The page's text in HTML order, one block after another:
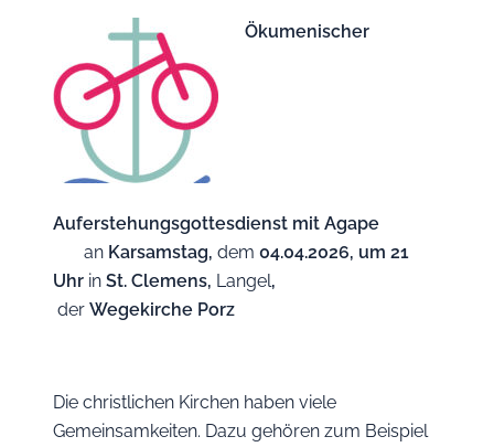
Ökumenischer
Auferstehungsgottesdienst mit Agape
an Karsamstag, dem 04.04.2026, um 21
Uhr in St. Clemens, Langel,
der Wegekirche Porz
Die christlichen Kirchen haben viele
Gemeinsamkeiten. Dazu gehören zum Beispiel